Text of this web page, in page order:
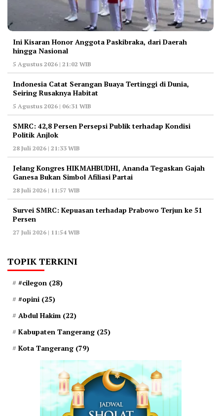
Ini Kisaran Honor Anggota Paskibraka, dari Daerah
hingga Nasional
5 Agustus 2026 | 21:02 WIB
Indonesia Catat Serangan Buaya Tertinggi di Dunia,
Seiring Rusaknya Habitat
5 Agustus 2026 | 06:31 WIB
‎SMRC: 42,8 Persen Persepsi Publik terhadap Kondisi
Politik Anjlok
28 Juli 2026 | 21:33 WIB
‎Jelang Kongres HIKMAHBUDHI, Ananda Tegaskan Gajah
Ganesa Bukan Simbol Afiliasi Partai
28 Juli 2026 | 11:57 WIB
‎Survei SMRC: Kepuasan terhadap Prabowo Terjun ke 51
Persen
27 Juli 2026 | 11:54 WIB
TOPIK TERKINI
#cilegon (28)
#opini (25)
Abdul Hakim (22)
Kabupaten Tangerang (25)
Kota Tangerang (79)